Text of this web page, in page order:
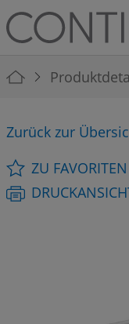
Skip to main
Skip to main content
Skip to page footer
You are here:
Zurück zur
ZU